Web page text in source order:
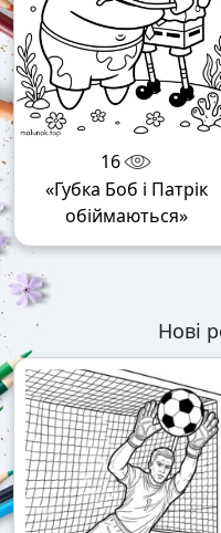
16
«Губка Боб і Патрік
обіймаються»
Нові